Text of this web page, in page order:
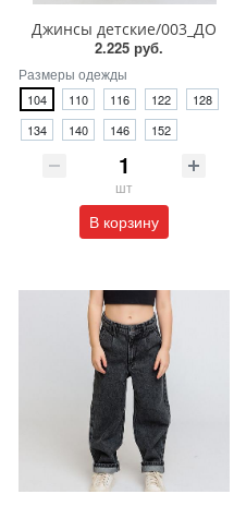
Джинсы детские/003_ДО
2.225 руб.
Размеры одежды
104 110 116 122
128
134
140 146 152
шт
В корзину